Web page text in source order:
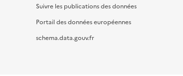
Suivre les publications des données
Portail des données européennes
schema.data.gouv.fr